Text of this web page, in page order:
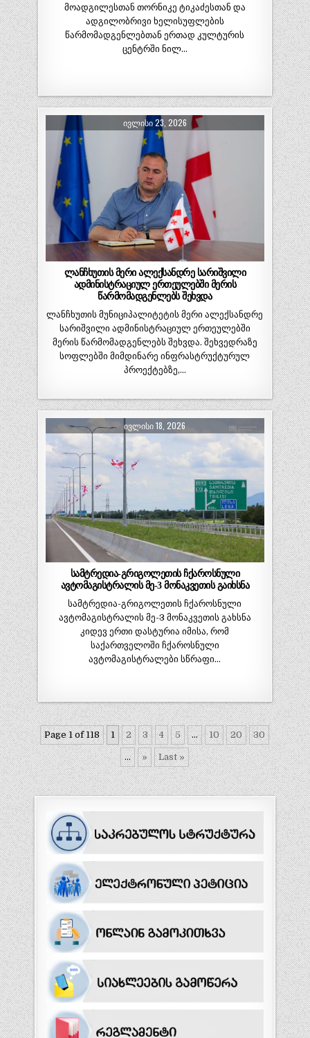
მოადგილესთან თორნიკე ტიკაძესთან და
ადგილობრივი ხელისუფლების
წარმომადგენლებთან ერთად კულტურის
ცენტრში ნილ…
ᲘᲕᲚᲘᲡᲘ 23, 2026
ლანჩხუთის მერი ალექსანდრე სარიშვილი
ადმინისტრაციულ ერთეულებში მერის
წარმომადგენლებს შეხვდა
ლანჩხუთის მუნიციპალიტეტის მერი ალექსანდრე
სარიშვილი ადმინისტრაციულ ერთეულებში
მერის წარმომადგენლებს შეხვდა. შეხვედრაზე
სოფლებში მიმდინარე ინფრასტრუქტურულ
პროექტებზე,…
ᲘᲕᲚᲘᲡᲘ 18, 2026
სამტრედია-გრიგოლეთის ჩქაროსნული
ავტომაგისტრალის მე-3 მონაკვეთის გაიხსნა
სამტრედია-გრიგოლეთის ჩქაროსნული
ავტომაგისტრალის მე-3 მონაკვეთის გახსნა
კიდევ ერთი დასტურია იმისა, რომ
საქართველოში ჩქაროსნული
ავტომაგისტრალები სწრაფი…
Page 1 of 118 1 2 3 4 5 ... 10 20 30
... » Last »